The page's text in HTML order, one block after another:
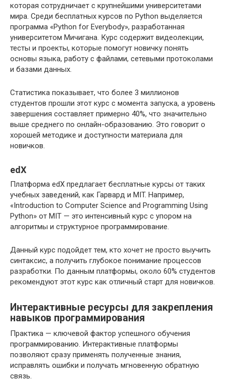
которая сотрудничает с крупнейшими университетами
мира. Среди бесплатных курсов по Python выделяется
программа «Python for Everybody», разработанная
университетом Мичигана. Курс содержит видеолекции,
тесты и проекты, которые помогут новичку понять
основы языка, работу с файлами, сетевыми протоколами
и базами данных.
Статистика показывает, что более 3 миллионов
студентов прошли этот курс с момента запуска, а уровень
завершения составляет примерно 40%, что значительно
выше среднего по онлайн-образованию. Это говорит о
хорошей методике и доступности материала для
новичков.
edX
Платформа edX предлагает бесплатные курсы от таких
учебных заведений, как Гарвард и MIT. Например,
«Introduction to Computer Science and Programming Using
Python» от MIT — это интенсивный курс с упором на
алгоритмы и структурное программирование.
Данный курс подойдет тем, кто хочет не просто выучить
синтаксис, а получить глубокое понимание процессов
разработки. По данным платформы, около 60% студентов
рекомендуют этот курс как отличный старт для новичков.
Интерактивные ресурсы для закрепления
навыков программирования
Практика — ключевой фактор успешного обучения
программированию. Интерактивные платформы
позволяют сразу применять полученные знания,
исправлять ошибки и получать мгновенную обратную
связь.